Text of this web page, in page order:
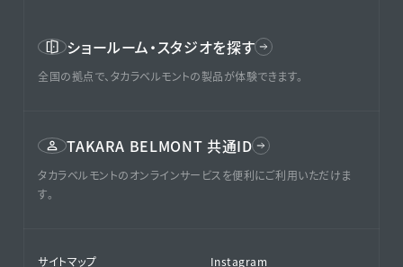
ショールーム・スタジオを探す
全国の拠点で、タカラベルモントの製品が体験できます。
TAKARA BELMONT 共通ID
タカラベルモントのオンラインサービスを便利にご利用いただけま
す。
サイトマップ Instagram